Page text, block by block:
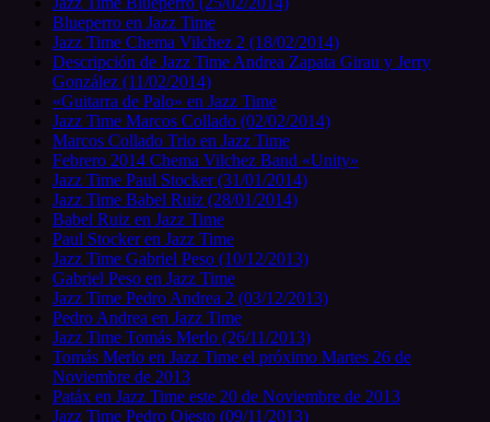
Blueperro en Jazz Time
Jazz Time Chema Vilchez 2 (18/02/2014)
Descripción de Jazz Time Andrea Zapata Girau y Jerry
González (11/02/2014)
«Guitarra de Palo» en Jazz Time
Jazz Time Marcos Collado (02/02/2014)
Marcos Collado Trio en Jazz Time
Febrero 2014 Chema Vilchez Band «Unity»
Jazz Time Paul Stocker (31/01/2014)
Jazz Time Babel Ruiz (28/01/2014)
Babel Ruiz en Jazz Time
Paul Stocker en Jazz Time
Jazz Time Gabriel Peso (10/12/2013)
Gabriel Peso en Jazz Time
Jazz Time Pedro Andrea 2 (03/12/2013)
Pedro Andrea en Jazz Time
Jazz Time Tomás Merlo (26/11/2013)
Tomás Merlo en Jazz Time el próximo Martes 26 de
Noviembre de 2013
Patáx en Jazz Time este 20 de Noviembre de 2013
Jazz Time Pedro Ojesto (09/11/2013)